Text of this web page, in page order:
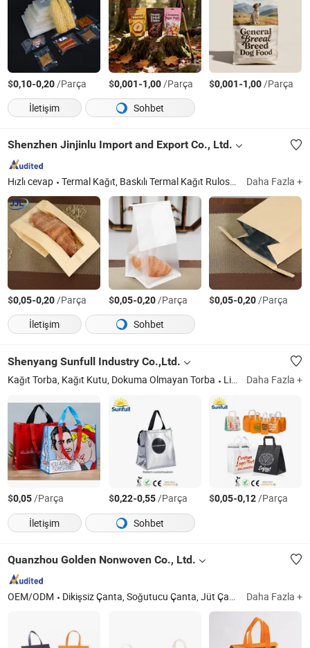
$0,10-0,20/Parça $0,001-1,00/Parça $0,001-1,00/Parça
İletişim
Sohbet
Shenzhen Jinjinlu Import and Export Co., Ltd.
Hızlı cevap Termal Kağıt, Baskılı Termal Kağıt Rulosu, A4 Baskı Kağıdı, A4 Fotokopi Kağıdı, Kağıt Torbalar, Kraft Kağıt Torbalar, Bağlama Torbaları, Paket Torbaları Daha Fazla +
$0,05-0,20/Parça $0,05-0,20/Parça $0,05-0,20/Parça
İletişim
Sohbet
Shenyang Sunfull Industry Co.,Ltd.
Kağıt Torba, Kağıt Kutu, Dokuma Olmayan Torba Liaoning Daha Fazla +
$0,05/Parça $0,22-0,55/Parça $0,05-0,12/Parça
İletişim
Sohbet
Quanzhou Golden Nonwoven Co., Ltd.
OEM/ODM Dikişsiz Çanta, Soğutucu Çanta, Jüt Çanta, Kanvas Çantalar, Giysi Çantası, PP Dokuma Çanta, Sırt Çantası, Dikişsiz Kumaş, Tişört/D-Kesim Dikişsiz Çanta, RPET PLA Dikişsiz Çanta Daha Fazla +